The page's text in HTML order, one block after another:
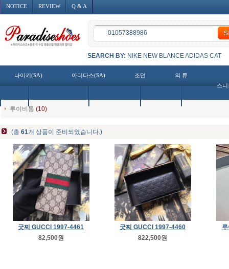
NOTICE REVIEW Q & A
SEARCH BY: NIKE NEW BLANCEADIDAS CAT
나이키(SA) 아디다스(SA) 조던
의 류
스니
루이비통 (10)
(총 61개 상품이 준비되였습니다.)
굿찌 GUCCI 1997-4461
82,500원
굿찌 GUCCI 1997-4460
822,500원